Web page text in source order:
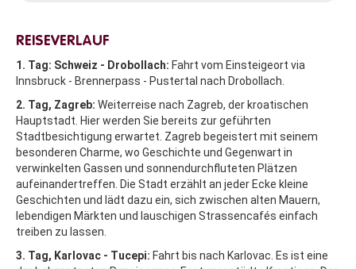
REISEVERLAUF
1. Tag: Schweiz - Drobollach: Fahrt vom Einsteigeort via
Innsbruck - Brennerpass - Pustertal nach Drobollach.
2. Tag, Zagreb: Weiterreise nach Zagreb, der kroatischen
Hauptstadt. Hier werden Sie bereits zur geführten
Stadtbesichtigung erwartet. Zagreb begeistert mit seinem
besonderen Charme, wo Geschichte und Gegenwart in
verwinkelten Gassen und sonnendurchfluteten Plätzen
aufeinandertreffen. Die Stadt erzählt an jeder Ecke kleine
Geschichten und lädt dazu ein, sich zwischen alten Mauern,
lebendigen Märkten und lauschigen Strassencafés einfach
treiben zu lassen.
3. Tag, Karlovac - Tucepi: Fahrt bis nach Karlovac. Es ist eine